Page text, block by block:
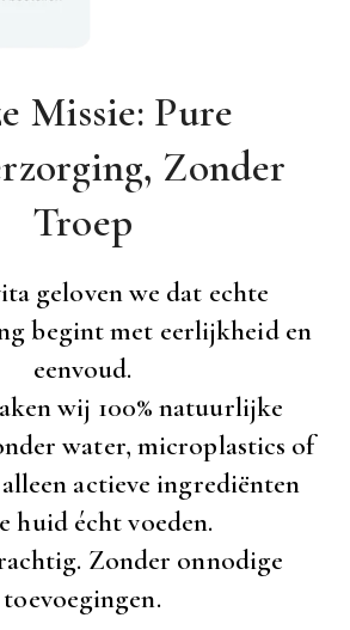
Missie: Pure
Zonder
Troep
geloven we dat echte
begint met eerlijkheid en
eenvoud.
wij 100% natuurlijke
water, microplastics of
actieve ingrediënten
huid écht voeden.
Zonder onnodige
toevoegingen.